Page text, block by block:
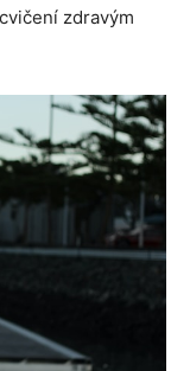
zdravým